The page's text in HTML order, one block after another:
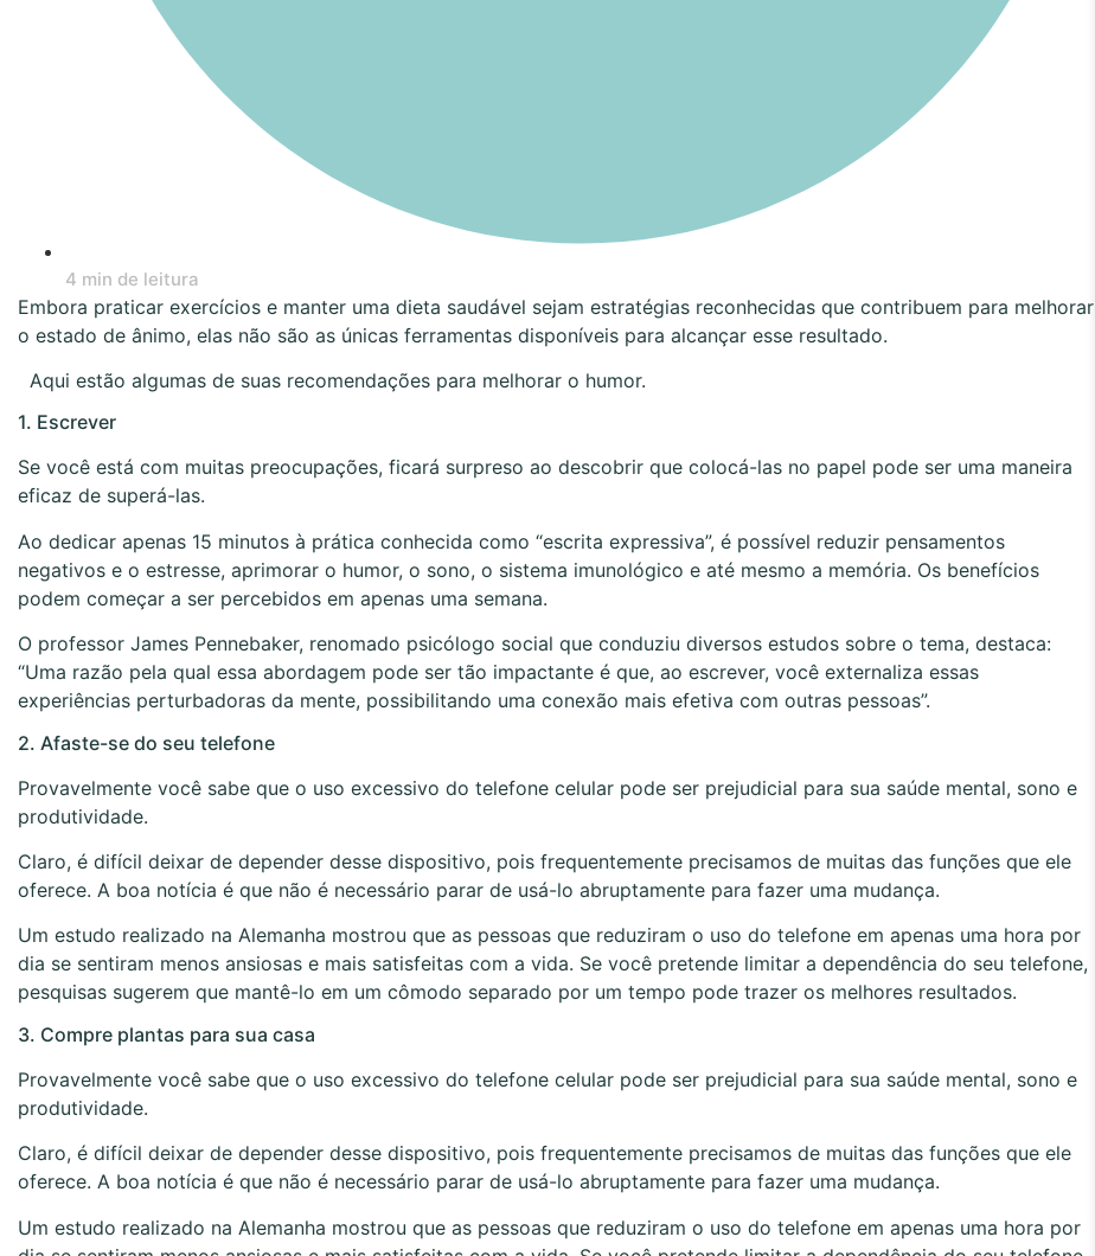
4 min de leitura
Embora praticar exercícios e manter uma dieta saudável sejam estratégias reconhecidas que contribuem para melhorar
o estado de ânimo, elas não são as únicas ferramentas disponíveis para alcançar esse resultado.
Aqui estão algumas de suas recomendações para melhorar o humor.
1. Escrever
Se você está com muitas preocupações, ficará surpreso ao descobrir que colocá-las no papel pode ser uma maneira
eficaz de superá-las.
Ao dedicar apenas 15 minutos à prática conhecida como “escrita expressiva”, é possível reduzir pensamentos
negativos e o estresse, aprimorar o humor, o sono, o sistema imunológico e até mesmo a memória. Os benefícios
podem começar a ser percebidos em apenas uma semana.
O professor James Pennebaker, renomado psicólogo social que conduziu diversos estudos sobre o tema, destaca:
“Uma razão pela qual essa abordagem pode ser tão impactante é que, ao escrever, você externaliza essas
experiências perturbadoras da mente, possibilitando uma conexão mais efetiva com outras pessoas”.
2. Afaste-se do seu telefone
Provavelmente você sabe que o uso excessivo do telefone celular pode ser prejudicial para sua saúde mental, sono e
produtividade.
Claro, é difícil deixar de depender desse dispositivo, pois frequentemente precisamos de muitas das funções que ele
oferece. A boa notícia é que não é necessário parar de usá-lo abruptamente para fazer uma mudança.
Um estudo realizado na Alemanha mostrou que as pessoas que reduziram o uso do telefone em apenas uma hora por
dia se sentiram menos ansiosas e mais satisfeitas com a vida. Se você pretende limitar a dependência do seu telefone,
pesquisas sugerem que mantê-lo em um cômodo separado por um tempo pode trazer os melhores resultados.
3. Compre plantas para sua casa
Provavelmente você sabe que o uso excessivo do telefone celular pode ser prejudicial para sua saúde mental, sono e
produtividade.
Claro, é difícil deixar de depender desse dispositivo, pois frequentemente precisamos de muitas das funções que ele
oferece. A boa notícia é que não é necessário parar de usá-lo abruptamente para fazer uma mudança.
Um estudo realizado na Alemanha mostrou que as pessoas que reduziram o uso do telefone em apenas uma hora por